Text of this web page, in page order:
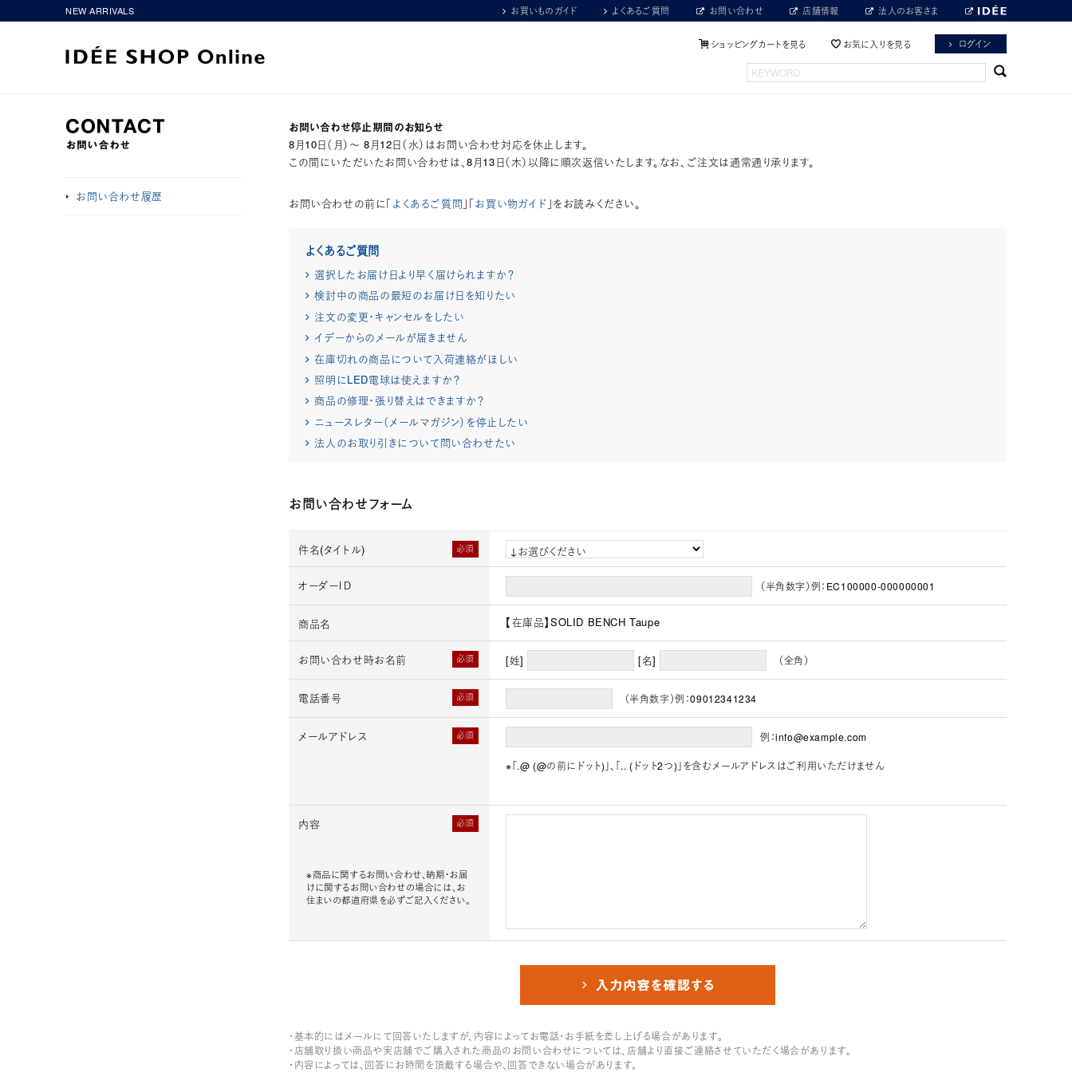
NEW ARRIVALS お買いものガイド よくあるご質問 お問い合わせ 店舗情報 法人のお客さま
ショッピングカートを見る お気に入りを見る ログイン
お問い合わせ履歴
お問い合わせ停止期間のお知らせ
8月10日（月）～ 8月12日（水）はお問い合わせ対応を休止します。
この間にいただいたお問い合わせは、8月13日（木）以降に順次返信いたします。なお、ご注文は通常通り承ります。
お問い合わせの前に「よくあるご質問 」「お買い物ガイド 」をお読みください。
よくあるご質問
選択したお届け日より早く届けられますか？
検討中の商品の最短のお届け日を知りたい
注文の変更・キャンセルをしたい
イデーからのメールが届きません
在庫切れの商品について入荷連絡がほしい
照明にLED電球は使えますか？
商品の修理・張り替えはできますか？
ニュースレター（メールマガジン）を停止したい
法人のお取り引きについて問い合わせたい
お問い合わせフォーム
必須
件名(タイトル)
オーダーＩＤ （半角数字）例：EC100000-000000001
商品名 【在庫品】SOLID BENCH Taupe
必須
お問い合わせ時お名前 [姓] [名] （全角）
必須
電話番号 （半角数字）例：09012341234
必須
メールアドレス 例：info@example.com
※「.@ (@の前にドット)」、「.. (ドット2つ)」を含むメールアドレスはご利用いただけません
必須
内容
※商品に関するお問い合わせ、納期・お届
けに関するお問い合わせの場合には、お
住まいの都道府県を必ずご記入ください。
・基本的にはメールにて回答いたしますが、内容によってお電話・お手紙を差し上げる場合があります。
・店舗取り扱い商品や実店舗でご購入された商品のお問い合わせについては、店舗より直接ご連絡させていただく場合があります。
・内容によっては、回答にお時間を頂戴する場合や、回答できない場合があります。